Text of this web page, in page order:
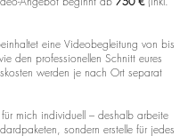
eine Videobegleitung von bis
den professionellen Schnitt eures
werden je nach Ort separat
mich individuell – deshalb arbeite
sondern erstelle für jedes